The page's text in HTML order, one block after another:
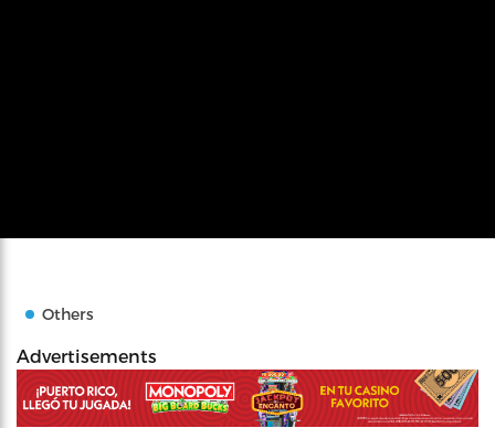
Others
Advertisements